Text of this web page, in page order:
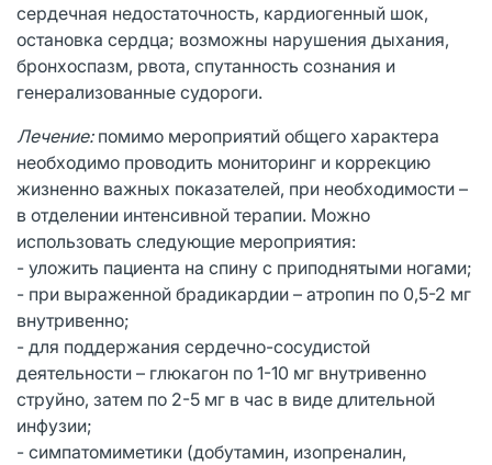
сердечная недостаточность, кардиогенный шок,
остановка сердца; возможны нарушения дыхания,
бронхоспазм, рвота, спутанность сознания и
генерализованные судороги.
Лечение:помимо мероприятий общего характера
необходимо проводить мониторинг и коррекцию
жизненно важных показателей, при необходимости –
в отделении интенсивной терапии. Можно
использовать следующие мероприятия:
- уложить пациента на спину с приподнятыми ногами;
- при выраженной брадикардии – атропин по 0,5-2 мг
внутривенно;
- для поддержания сердечно-сосудистой
деятельности – глюкагон по 1-10 мг внутривенно
струйно, затем по 2-5 мг в час в виде длительной
инфузии;
- симпатомиметики (добутамин, изопреналин,